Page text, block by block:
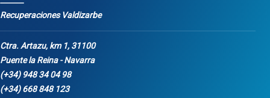
Recuperaciones Valdizarbe
Ctra. Artazu, km 1, 31100
Puente la Reina - Navarra
(+34) 948 34 04 98
(+34) 668 848 123